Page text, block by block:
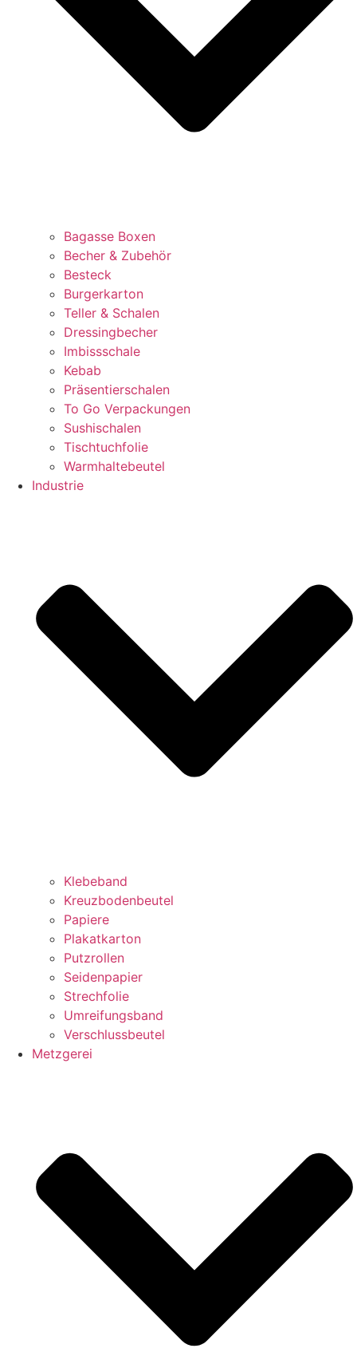
Bagasse Boxen
Becher & Zubehör
Besteck
Burgerkarton
Teller & Schalen
Dressingbecher
Imbissschale
Kebab
Präsentierschalen
To Go Verpackungen
Sushischalen
Tischtuchfolie
Warmhaltebeutel
Industrie
Klebeband
Kreuzbodenbeutel
Papiere
Plakatkarton
Putzrollen
Seidenpapier
Strechfolie
Umreifungsband
Verschlussbeutel
Metzgerei